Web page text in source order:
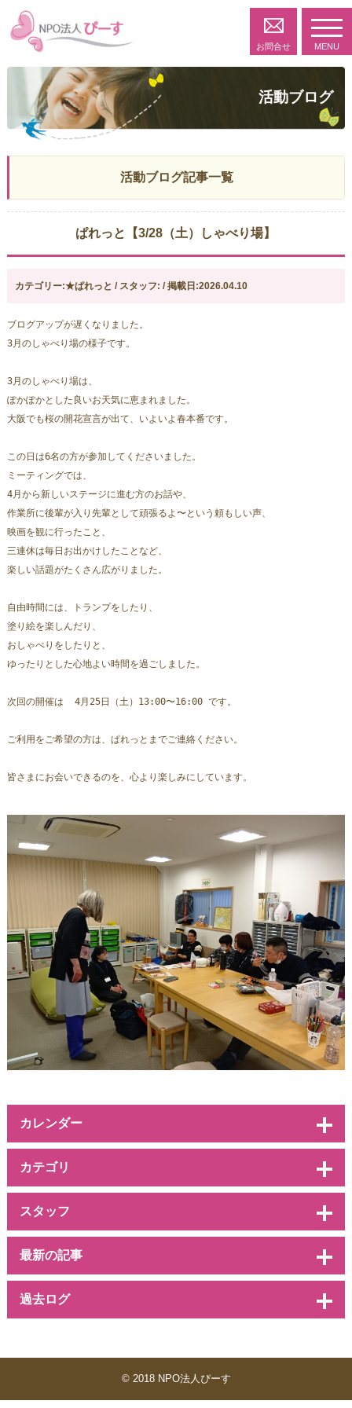
お問合せ MENU
活動ブログ
活動ブログ記事一覧
ぱれっと【3/28（土）しゃべり場】
カテゴリー:★ぱれっと / スタッフ: / 掲載日:2026.04.10
ブログアップが遅くなりました。
3月のしゃべり場の様子です。
3月のしゃべり場は、
ぽかぽかとした良いお天気に恵まれました。
大阪でも桜の開花宣言が出て、いよいよ春本番です。
この日は6名の方が参加してくださいました。
ミーティングでは、
4月から新しいステージに進む方のお話や、
作業所に後輩が入り先輩として頑張るよ〜という頼もしい声、
映画を観に行ったこと、
三連休は毎日お出かけしたことなど、
楽しい話題がたくさん広がりました。
自由時間には、トランプをしたり、
塗り絵を楽しんだり、
おしゃべりをしたりと、
ゆったりとした心地よい時間を過ごしました。
次回の開催は  4月25日（土）13:00〜16:00 です。
ご利用をご希望の方は、ぱれっとまでご連絡ください。
皆さまにお会いできるのを、心より楽しみにしています。
カレンダー
カテゴリ
スタッフ
最新の記事
過去ログ
© 2018 NPO法人ぴーす